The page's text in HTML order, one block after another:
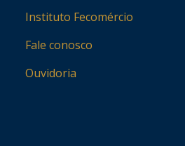
Instituto Fecomércio
Fale conosco
Ouvidoria